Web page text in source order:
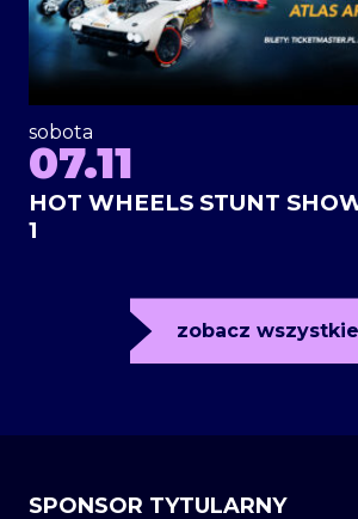
sobota
07.11
HOT WHEELS STUNT
1
zobacz wszystkie
SPONSOR TYTULARNY